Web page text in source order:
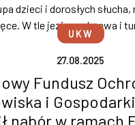
UKW
27.08.2025
Fundusz
i
nabór w ramach